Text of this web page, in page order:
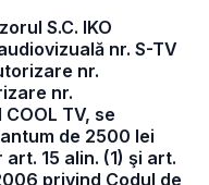
S.C. IKO
nr. S-TV
nr.
nr.
TV, se
de 2500 lei
15 alin. (1) şi art.
privind Codul de